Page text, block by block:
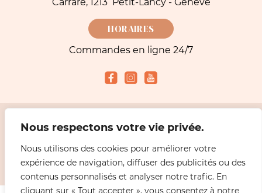
Nous respectons votre vie privée.
Nous utilisons des cookies pour améliorer votre
expérience de navigation, diffuser des publicités ou des
contenus personnalisés et analyser notre trafic. En
cliquant sur « Tout accepter », vous consentez à notre
HORAIRES
Commandes en ligne 24/7
2026 Simeoni fleuriste Genève - Livraisons Fleurs | Mentions légales
Modes de paiement acceptés